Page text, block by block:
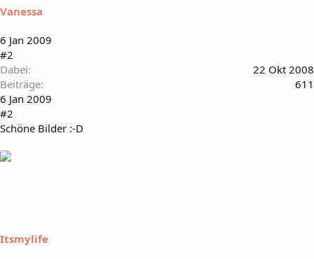
Vanessa
6 Jan 2009
#2
Dabei
22 Okt 2008
Beiträge
611
6 Jan 2009
#2
Schöne Bilder :-D
Itsmylife